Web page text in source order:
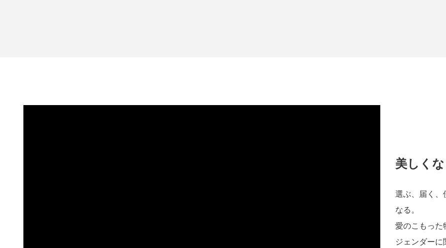
美しく
選ぶ、届く、
なる。
愛のこもった
ジェンダーに